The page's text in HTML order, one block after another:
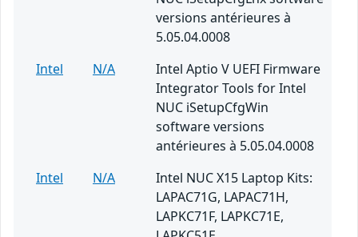
versions antérieures à
5.05.04.0008
Intel
N/A
Intel Aptio V UEFI Firmware
Integrator Tools for Intel
NUC iSetupCfgWin
software versions
antérieures à 5.05.04.0008
Intel
N/A
Intel NUC X15 Laptop Kits:
LAPAC71G, LAPAC71H,
LAPKC71F, LAPKC71E,